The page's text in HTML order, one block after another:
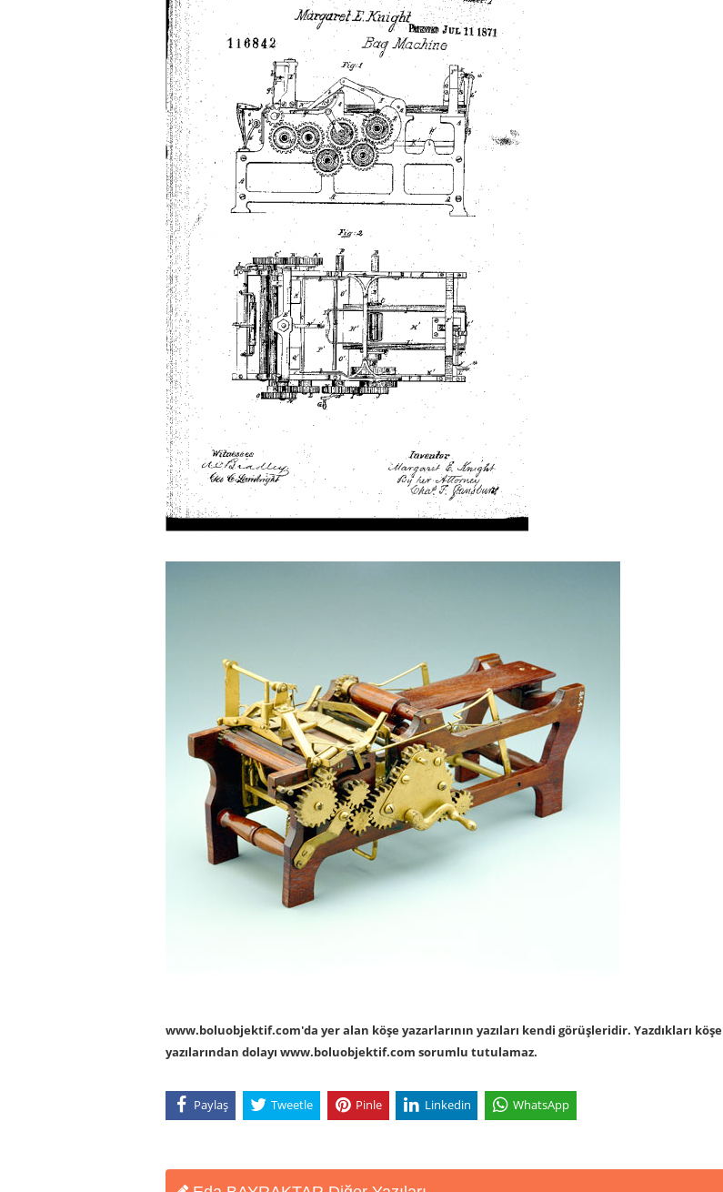
www.boluobjektif.com'da yer alan köşe yazarlarının yazıları kendi görüşleridir. Yazdıkları köşe
yazılarından dolayı www.boluobjektif.com sorumlu tutulamaz.
Paylaş Tweetle Pinle Linkedin WhatsApp